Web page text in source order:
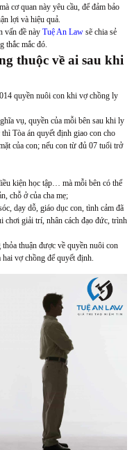
cơ quan này yêu cầu, để đảm bảo
lợi và hiệu quả.
vấn đề này Tuệ An Law sẽ chia sẻ
thắc mắc đó.
thuộc về ai sau khi
quyền nuôi con khi vợ chồng ly
vụ, quyền của mỗi bên sau khi ly
Tòa án quyết định giao con cho
của con; nếu con từ đủ 07 tuổi trở
kiện học tập… mà mỗi bên có thể
chỗ ở của cha mẹ;
dạy dỗ, giáo dục con, tình cảm đã
chơi giải trí, nhân cách đạo đức, trình
thuận được về quyền nuôi con
vợ chồng để quyết định.